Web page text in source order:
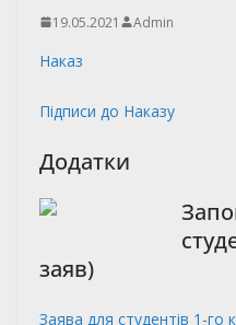
19.05.2021 Admin
Наказ
Підписи до Наказу
Додатки
заяв)
Заява для студентів 1-го